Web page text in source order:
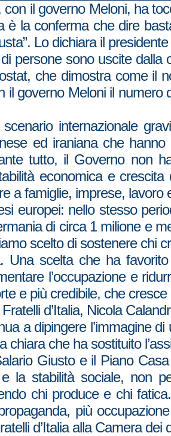
con il governo Meloni, ha
è la conferma che dire
Lo dichiara il
persone sono uscite
che dimostra come il
governo Meloni il
internazionale
ed iraniana che
tutto, il Governo non
economica e
a famiglie, imprese, lavoro
europei: nello stesso
di circa 1 milione e
scelto di sostenere chi
scelta che ha
l’occupazione e
e più credibile, che
d’Italia, Nicola
a dipingere l’immagine
chiara che ha sostituito
Giusto e il Piano
la stabilità sociale, non
chi produce e chi
più
d’Italia alla Camera dei